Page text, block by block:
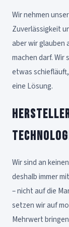
Wir nehmen
Zuverlässigkeit
aber wir glauben
machen darf. Wir
etwas
eine Lösung.
Wir sind an
deshalb immer
– nicht auf die
setzen wir auf
Mehrwert